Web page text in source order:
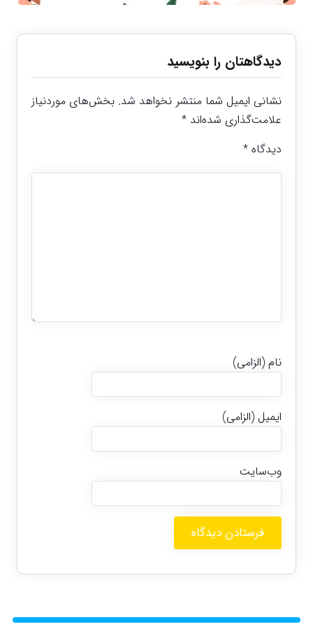
دیدگاهتان را بنویسید
نشانی ایمیل شما منتشر نخواهد شد. بخش‌های موردنیاز
علامت‌گذاری شده‌اند*
دیدگاه*
نام (الزامی)
ایمیل (الزامی)
وب‌سایت